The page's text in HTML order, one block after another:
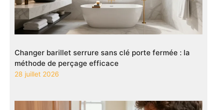
Changer barillet serrure sans clé porte fermée : la
méthode de perçage efficace
28 juillet 2026